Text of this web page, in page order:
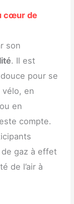
cœur de
son
. Il est
pour se
vélo, en
en
compte.
gaz à effet
de l’air à